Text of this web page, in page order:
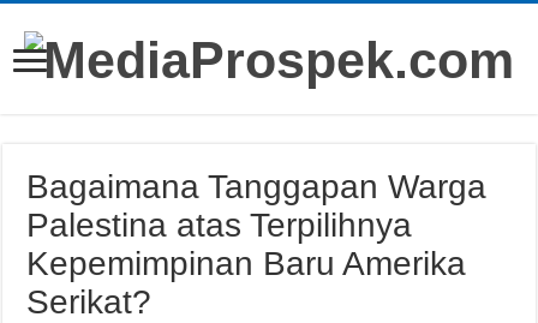
Bagaimana Tanggapan Warga
Palestina atas Terpilihnya
Kepemimpinan Baru Amerika
Serikat?